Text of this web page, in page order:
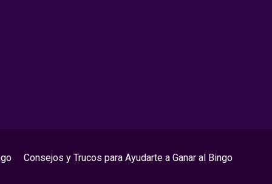
Consejos y Trucos para Ayudarte a Ganar al Bingo